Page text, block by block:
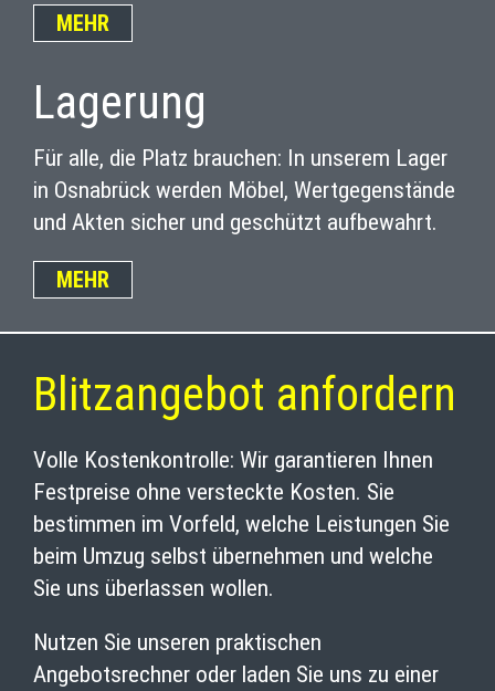
MEHR
Lagerung
Für alle, die Platz brauchen: In unserem Lager
in Osnabrück werden Möbel, Wertgegenstände
und Akten sicher und geschützt aufbewahrt.
MEHR
Blitzangebot anfordern
Volle Kostenkontrolle: Wir garantieren Ihnen
Festpreise ohne versteckte Kosten. Sie
bestimmen im Vorfeld, welche Leistungen Sie
beim Umzug selbst übernehmen und welche
Sie uns überlassen wollen.
Nutzen Sie unseren praktischen
Angebotsrechner oder laden Sie uns zu einer